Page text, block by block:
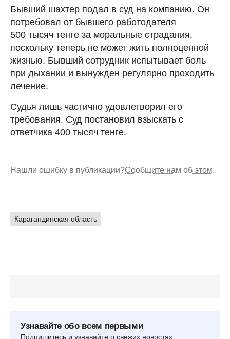
Бывший шахтер подал в суд на компанию. Он
потребовал от бывшего работодателя
500 тысяч тенге за моральные страдания,
поскольку теперь не может жить полноценной
жизнью. Бывший сотрудник испытывает боль
при дыхании и вынужден регулярно проходить
лечение.
Судья лишь частично удовлетворил его
требования. Суд постановил взыскать с
ответчика 400 тысяч тенге.
Нашли ошибку в публикации?Сообщите нам об этом.
Карагандинская область
Узнавайте обо всем первыми
Подпишитесь и узнавайте о свежих новостях